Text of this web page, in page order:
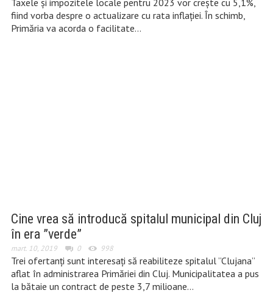
Taxele și impozitele locale pentru 2023 vor crește cu 5,1%,
fiind vorba despre o actualizare cu rata inflației. În schimb,
Primăria va acorda o facilitate…
Cine vrea să introducă spitalul municipal din Cluj
în era ”verde”
mart. 10, 2019 0 998
Trei ofertanți sunt interesați să reabiliteze spitalul ”Clujana”
aflat în administrarea Primăriei din Cluj. Municipalitatea a pus
la bătaie un contract de peste 3,7 milioane…